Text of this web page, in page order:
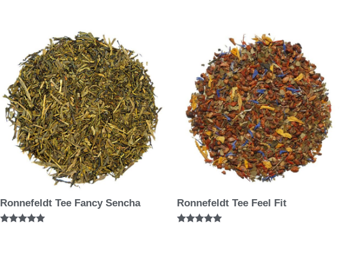
Ronnefeldt Tee Fancy Sencha Ronnefeldt Tee Feel Fit